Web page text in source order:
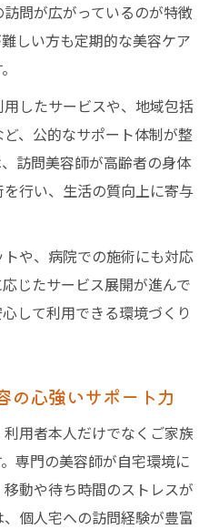
問が広がっているのが特徴
しい方も定期的な美容ケア
したサービスや、地域包括
、公的なサポート体制が整
訪問美容師が高齢者の身体
行い、生活の質向上に寄与
や、病院での施術にも対応
じたサービス展開が進んで
して利用できる環境づくり
の心強いサポート力
用者本人だけでなくご家族
専門の美容師が自宅環境に
動や待ち時間のストレスが
個人宅への訪問経験が豊富